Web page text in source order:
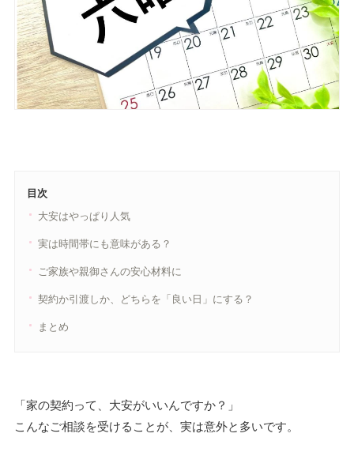
目次
大安はやっぱり人気
実は時間帯にも意味がある？
ご家族や親御さんの安心材料に
契約か引渡しか、どちらを「良い日」にする？
まとめ
「家の契約って、大安がいいんですか？」
こんなご相談を受けることが、実は意外と多いです。